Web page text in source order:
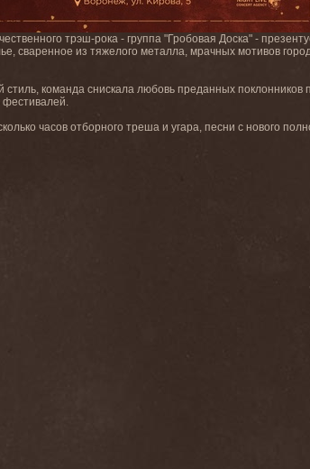
трэш-рока - группа "Гробовая Доска" -
сваренное из тяжелого металла, мрачных мотивов
команда снискала любовь преданных поклонников
фестивалей.
часов отборного треша и угара, песни с нового